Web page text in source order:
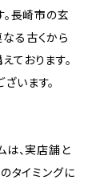
。長崎市の玄
る古くから
ております。
います。
は、実店舗と
タイミングに